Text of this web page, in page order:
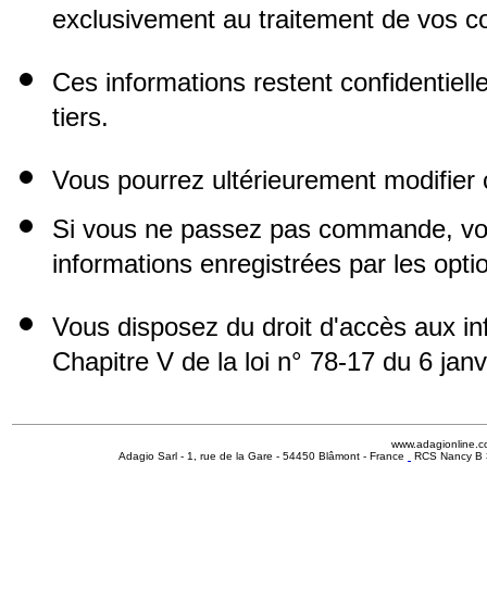
exclusivement au traitement de vos
Ces informations restent
tiers.
Vous pourrez ultérieurement
Si vous ne passez pas commande,
informations enregistrées par les
Vous disposez du droit d'accès aux
Chapitre V de la loi n° 78-17 du 6
Adagio Sarl - 1, rue de la Gare - 54450 Blâmont - France
RCS Nancy B